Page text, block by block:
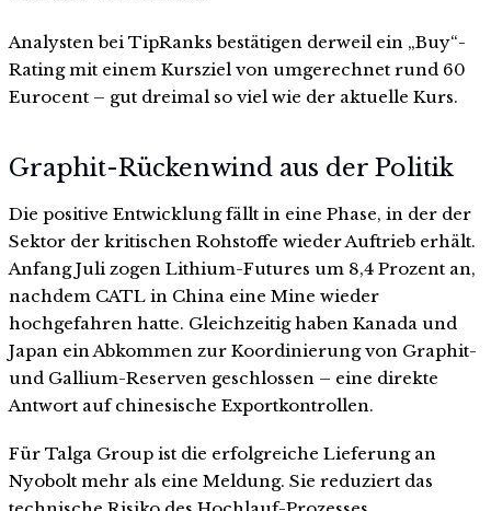
Analysten bei TipRanks bestätigen derweil ein „Buy“-
Rating mit einem Kursziel von umgerechnet rund 60
Eurocent – gut dreimal so viel wie der aktuelle Kurs.
Graphit-Rückenwind aus der Politik
Die positive Entwicklung fällt in eine Phase, in der der
Sektor der kritischen Rohstoffe wieder Auftrieb erhält.
Anfang Juli zogen Lithium-Futures um 8,4 Prozent an,
nachdem CATL in China eine Mine wieder
hochgefahren hatte. Gleichzeitig haben Kanada und
Japan ein Abkommen zur Koordinierung von Graphit-
und Gallium-Reserven geschlossen – eine direkte
Antwort auf chinesische Exportkontrollen.
Für Talga Group ist die erfolgreiche Lieferung an
Nyobolt mehr als eine Meldung. Sie reduziert das